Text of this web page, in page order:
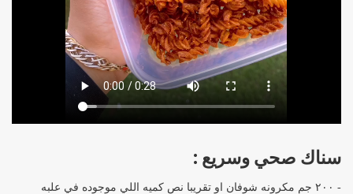
سناك صحي وسريع :
- ٢٠٠ جم مكرونه شوفان او تقريبا نص كميه اللي موجوده في علبه